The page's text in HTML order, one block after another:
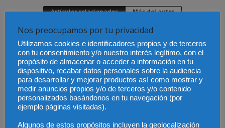
Artículos relacionados Más del autor
Cómo proteger tu
propiedad intelectual en
el extranjero: claves
lingüísticas y jurídicas
El Pleno del CGPJ
aprueba el informe al
anteproyecto de Ley de
Familias por
unanimidad
Últimas modificaciones
en la Ley de Sociedades
de Capital
Nos preocupamos por tu privacidad
Utilizamos cookies e identificadores propios y de terceros
con tu consentimiento y/o nuestro interés legítimo, con el
propósito de almacenar o acceder a información en tu
dispositivo, recabar datos personales sobre la audiencia
para desarrollar y mejorar productos así como mostrar y
medir anuncios propios y/o de terceros y/o contenido
personalizados basándonos en tu navegación (por
ejemplo páginas visitadas).
Algunos de estos propósitos incluyen la geolocalización